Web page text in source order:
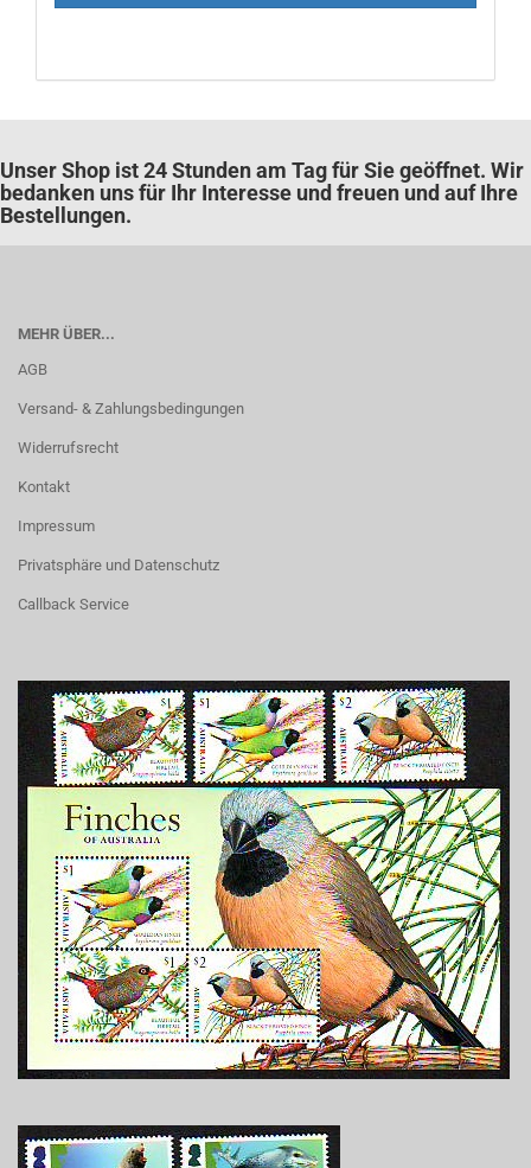
Unser Shop ist 24 Stunden am Tag für Sie geöffnet. Wir
bedanken uns für Ihr Interesse und freuen und auf Ihre
Bestellungen.
MEHR ÜBER...
AGB
Versand- & Zahlungsbedingungen
Widerrufsrecht
Kontakt
Impressum
Privatsphäre und Datenschutz
Callback Service